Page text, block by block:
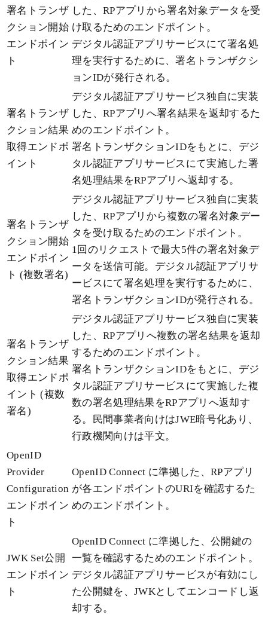
署名トランザ
クション開始
エンドポイン
ト
した、RPアプリから署名対象データを受
け取るためのエンドポイント。
デジタル認証アプリサービスにて署名処
理を実行するために、署名トランザクシ
ョンIDが発行される。
署名トランザ
クション結果
取得エンドポ
イント
デジタル認証アプリサービス独自に実装
した、RPアプリへ署名結果を返却するた
めのエンドポイント。
署名トランザクションIDをもとに、デジ
タル認証アプリサービスにて実施した署
名処理結果をRPアプリへ返却する。
署名トランザ
クション開始
エンドポイン
ト (複数署名)
デジタル認証アプリサービス独自に実装
した、RPアプリから複数の署名対象デー
タを受け取るためのエンドポイント。
1回のリクエストで最大5件の署名対象デ
ータを送信可能。デジタル認証アプリサ
ービスにて署名処理を実行するために、
署名トランザクションIDが発行される。
署名トランザ
クション結果
取得エンドポ
イント (複数
署名)
デジタル認証アプリサービス独自に実装
した、RPアプリへ複数の署名結果を返却
するためのエンドポイント。
署名トランザクションIDをもとに、デジ
タル認証アプリサービスにて実施した複
数の署名処理結果をRPアプリへ返却す
る。民間事業者向けはJWE暗号化あり、
行政機関向けは平文。
OpenID
Provider
Configuration
エンドポイン
ト
OpenID Connect に準拠した、RPアプリ
が各エンドポイントのURIを確認するた
めのエンドポイント。
JWK Set公開
エンドポイン
ト
OpenID Connect に準拠した、公開鍵の
一覧を確認するためのエンドポイント。
デジタル認証アプリサービスが有効にし
た公開鍵を、JWKとしてエンコードし返
却する。